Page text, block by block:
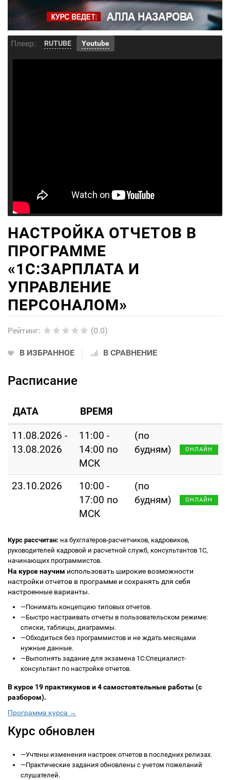
Плеер: RUTUBE Youtube
НАСТРОЙКА ОТЧЕТОВ В
ПРОГРАММЕ
«1С:ЗАРПЛАТА И
УПРАВЛЕНИЕ
ПЕРСОНАЛОМ»
Рейтинг: (0.0)
В ИЗБРАННОЕ В СРАВНЕНИЕ
Расписание
ДАТА ВРЕМЯ
11.08.2026 -
13.08.2026
11:00 -
14:00 по
МСК
(по
будням)
ОНЛАЙН
23.10.2026
10:00 -
17:00 по
МСК
(по
будням)
ОНЛАЙН
Курс рассчитан: на бухглатеров-расчетчиков, кадровиков,
руководителей кадровой и расчетной служб, консультантов 1С,
начинающих программистов.
На курсе научим использовать широкие возможности
настройки отчетов в программе и сохранять для себя
настроенные варианты.
—Понимать концепцию типовых отчетов.
—Быстро настраивать отчеты в пользовательском режиме:
списки, таблицы, диаграммы.
—Обходиться без программистов и не ждать месяцами
нужные данные.
—Выполнять задание для экзамена 1С:Специалист-
консультант по настройке отчетов.
В курсе 19 практикумов и 4 самостоятельные работы (с
разбором).
Программа курса →
Курс обновлен
—Учтены изменения настроек отчетов в последних релизах.
—Практические задания обновлены с учетом пожеланий
слушателей.